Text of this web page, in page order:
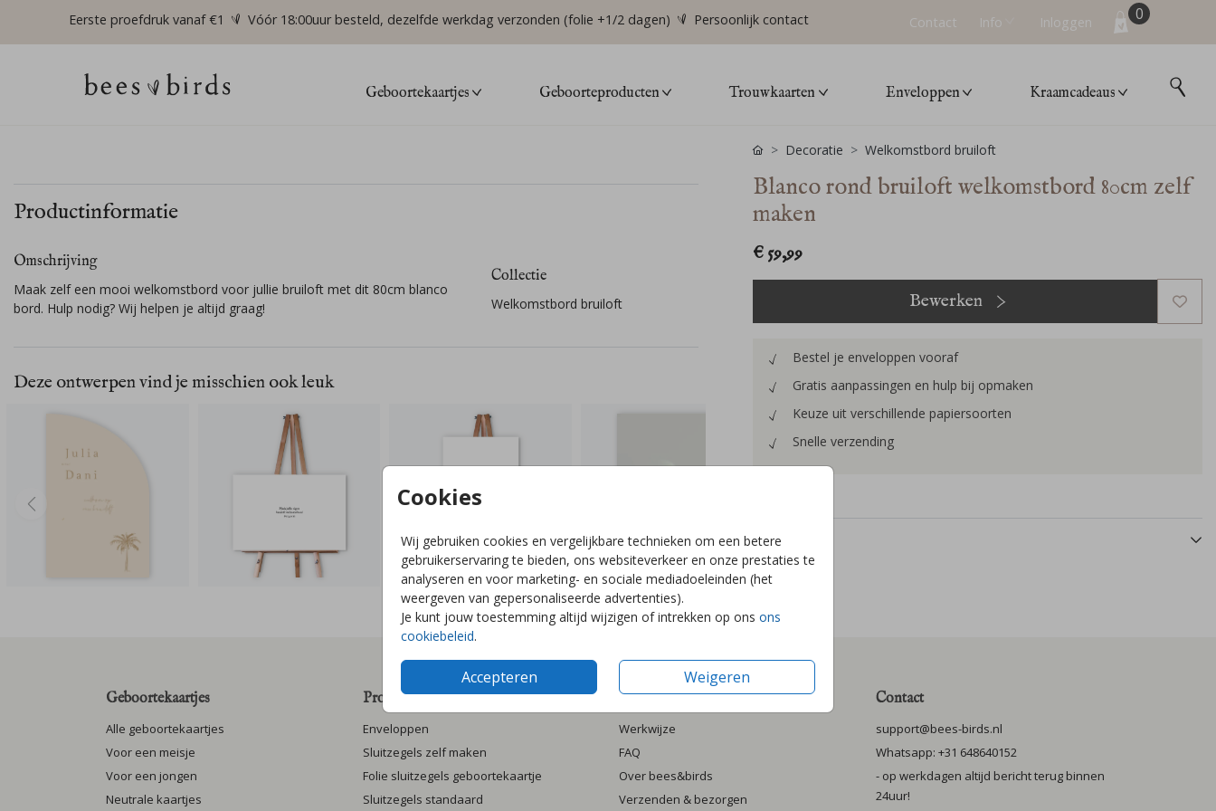
Eerste proefdruk vanaf €1 Vóór 18:00uur besteld, dezelfde werkdag verzonden (folie +1/2 dagen) Persoonlijk contact Contact Info Inloggen 0
Geboortekaartjes Geboorteproducten Trouwkaarten Enveloppen Kraamcadeaus
Cookies
Wij gebruiken cookies en vergelijkbare technieken om een betere
gebruikerservaring te bieden, ons websiteverkeer en onze prestaties te
analyseren en voor marketing- en sociale mediadoeleinden (het
weergeven van gepersonaliseerde advertenties).
Je kunt jouw toestemming altijd wijzigen of intrekken op ons ons
cookiebeleid.
Accepteren Weigeren
Productinformatie
Omschrijving
Maak zelf een mooi welkomstbord voor jullie bruiloft met dit 80cm blanco
bord. Hulp nodig? Wij helpen je altijd graag!
Collectie
Welkomstbord bruiloft
Deze ontwerpen vind je misschien ook leuk
Decoratie Welkomstbord bruiloft
Blanco rond bruiloft welkomstbord 80cm zelf
maken
€ 59,99
Bewerken
Bestel je enveloppen vooraf
Gratis aanpassingen en hulp bij opmaken
Keuze uit verschillende papiersoorten
Snelle verzending
Prijzen
Geboortekaartjes
Alle geboortekaartjes
Voor een meisje
Voor een jongen
Neutrale kaartjes
Producten
Enveloppen
Sluitzegels zelf maken
Folie sluitzegels geboortekaartje
Sluitzegels standaard
Informatie
Werkwijze
FAQ
Over bees&birds
Verzenden & bezorgen
Contact
support@bees-birds.nl
Whatsapp: +31 648640152
- op werkdagen altijd bericht terug binnen
24uur!